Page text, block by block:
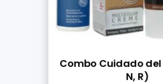
Combo Cuidado del
N, R)